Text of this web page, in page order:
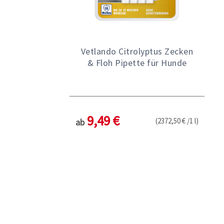
Vetlando Citrolyptus Zecken
& Floh Pipette für Hunde
ab 9,49 € (2372,50 € /1 l)